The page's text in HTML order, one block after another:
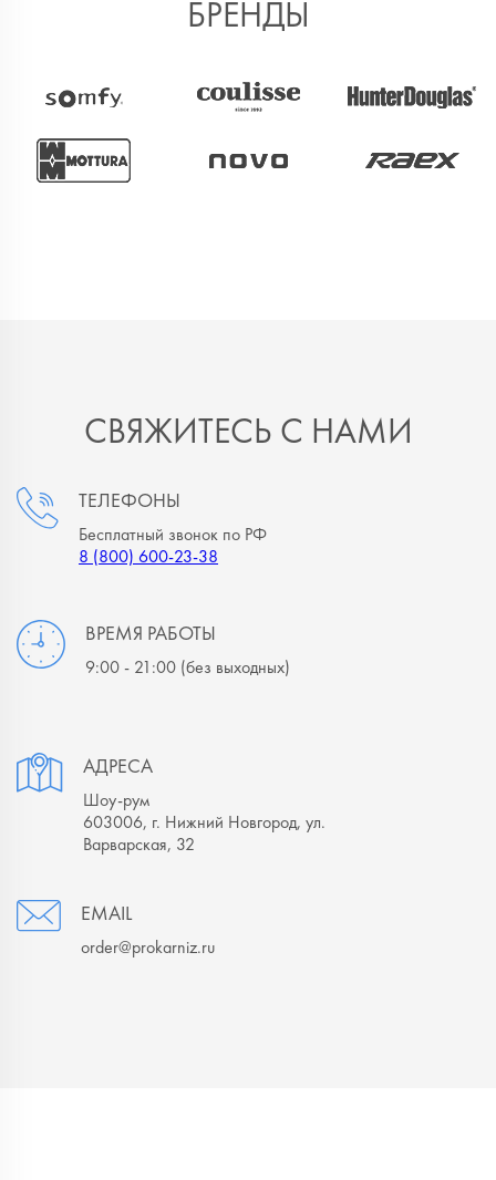
БРЕНДЫ
СВЯЖИТЕСЬ С НАМИ
ТЕЛЕФОНЫ
Бесплатный звонок по РФ
8 (800) 600-23-38
ВРЕМЯ РАБОТЫ
9:00 - 21:00 (без выходных)
АДРЕСА
Шоу-рум
603006, г. Нижний Новгород, ул.
Варварская, 32
EMAIL
order@prokarniz.ru